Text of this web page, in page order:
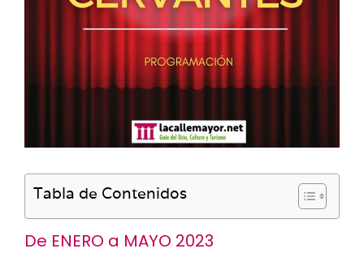
Tabla de Contenidos
De ENERO a MAYO 2023